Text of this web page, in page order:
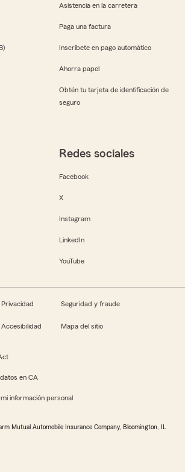
Asistencia en la carretera
Paga una factura
Inscríbete en pago automático
Ahorra papel
Obtén tu tarjeta de identificación de
seguro
Redes sociales
Facebook
X
Instagram
LinkedIn
YouTube
Privacidad Seguridad y fraude
Accesibilidad Mapa del sitio
en CA
información personal
Mutual Automobile Insurance Company, Bloomington, IL